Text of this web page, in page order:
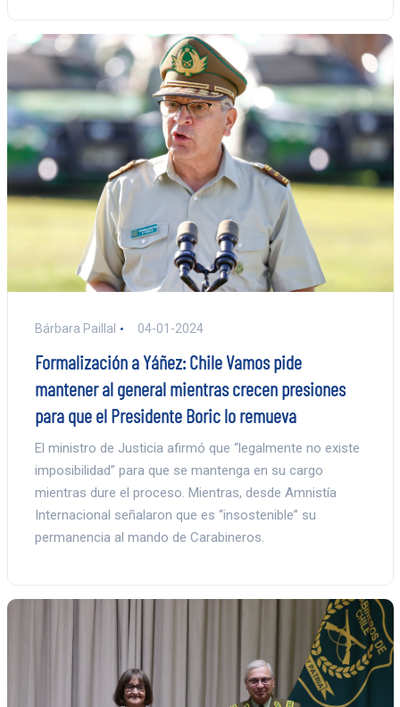
Bárbara Paillal 04-01-2024
Formalización a Yáñez: Chile Vamos pide
mantener al general mientras crecen presiones
para que el Presidente Boric lo remueva
El ministro de Justicia afirmó que “legalmente no existe
imposibilidad” para que se mantenga en su cargo
mientras dure el proceso. Mientras, desde Amnistía
Internacional señalaron que es “insostenible” su
permanencia al mando de Carabineros.